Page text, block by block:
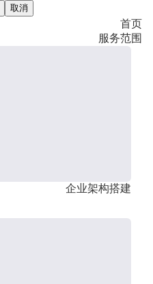
取消
首页
服务范围
企业架构搭建